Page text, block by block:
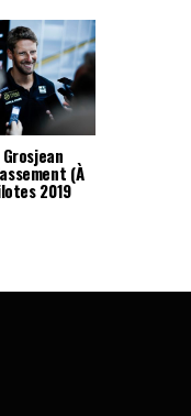
Grosjean
(à
2019